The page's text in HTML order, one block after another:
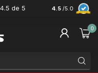
de 5 4.5 /5.0
0